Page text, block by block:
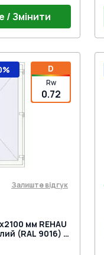
/ Змінити
VICTORY MEDOS
MEDOS
(SECURY) під
D
Rw
0.72
Залиште відгук
мм REHAU
(RAL 9016) з